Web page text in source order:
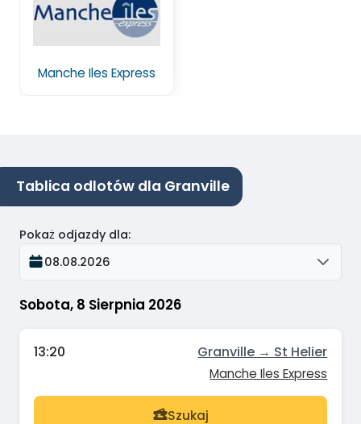
Manche Iles Express
Tablica odlotów dla Granville
Sobota, 8 Sierpnia 2026
Pokaż odjazdy dla:
08.08.2026
13:20 Granville → St Helier
Manche Iles Express
Szukaj